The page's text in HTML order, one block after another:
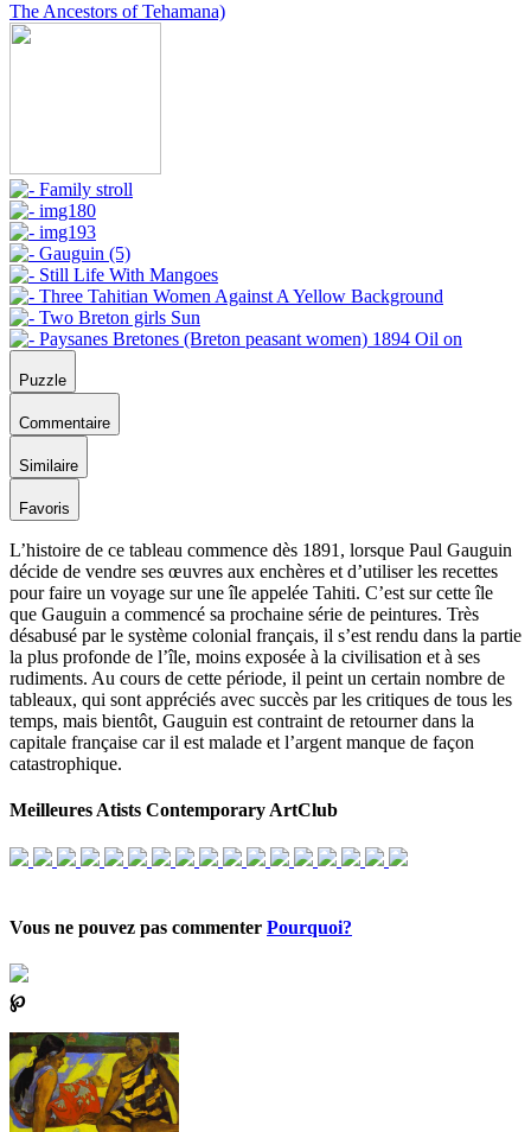
Puzzle
Commentaire
Similaire
Favoris
L’histoire de ce tableau commence dès 1891, lorsque Paul Gauguin
décide de vendre ses œuvres aux enchères et d’utiliser les recettes
pour faire un voyage sur une île appelée Tahiti. C’est sur cette île
que Gauguin a commencé sa prochaine série de peintures. Très
désabusé par le système colonial français, il s’est rendu dans la partie
la plus profonde de l’île, moins exposée à la civilisation et à ses
rudiments. Au cours de cette période, il peint un certain nombre de
tableaux, qui sont appréciés avec succès par les critiques de tous les
temps, mais bientôt, Gauguin est contraint de retourner dans la
capitale française car il est malade et l’argent manque de façon
catastrophique.
Meilleures Atists Contemporary ArtClub
Vous ne pouvez pas commenter Pourquoi?
℘